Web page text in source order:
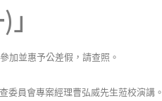
加並惠予公差假，請查照。
委員會專案經理曹弘威先生蒞校演講。